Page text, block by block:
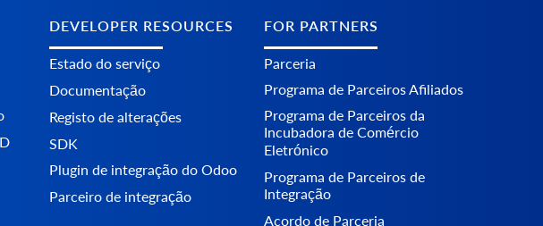
DEVELOPER RESOURCES
Estado do serviço
Documentação
Registo de alterações
SDK
Plugin de integração do Odoo
Parceiro de integração
FOR PARTNERS
Parceria
Programa de Parceiros Afiliados
Programa de Parceiros da
Incubadora de Comércio
Eletrónico
Programa de Parceiros de
Integração
Acordo de Parceria